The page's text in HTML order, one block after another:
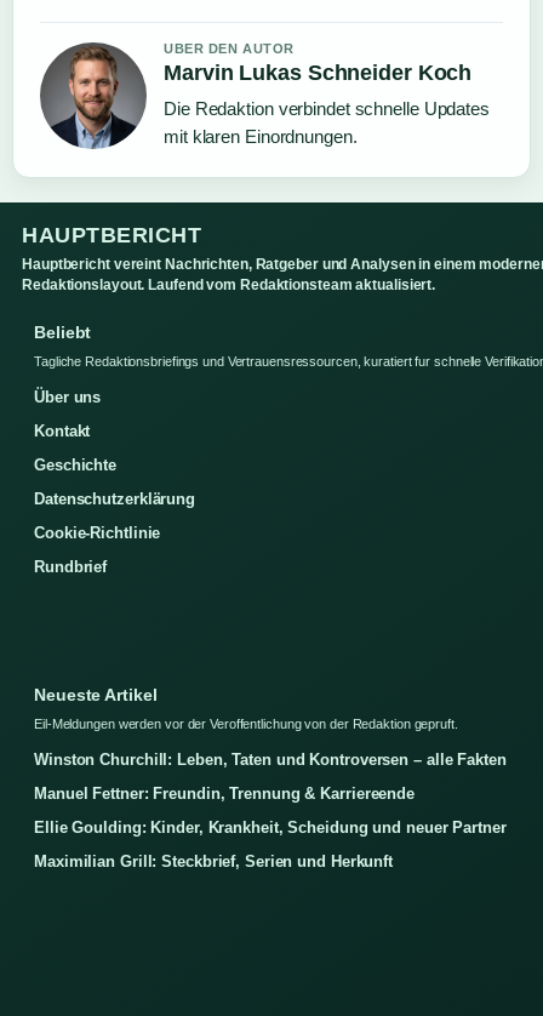
UBER DEN AUTOR
Marvin Lukas Schneider Koch
Die Redaktion verbindet schnelle Updates
mit klaren Einordnungen.
HAUPTBERICHT
Hauptbericht vereint Nachrichten, Ratgeber und Analysen in einem
Redaktionslayout. Laufend vom Redaktionsteam aktualisiert.
Beliebt
Tagliche Redaktionsbriefings und Vertrauensressourcen, kuratiert fur schnelle
Über uns
Kontakt
Geschichte
Datenschutzerklärung
Cookie-Richtlinie
Rundbrief
Neueste Artikel
Eil-Meldungen werden vor der Veroffentlichung von der Redaktion gepruft.
Winston Churchill: Leben, Taten und Kontroversen – alle Fakten
Manuel Fettner: Freundin, Trennung & Karriereende
Ellie Goulding: Kinder, Krankheit, Scheidung und neuer Partner
Maximilian Grill: Steckbrief, Serien und Herkunft